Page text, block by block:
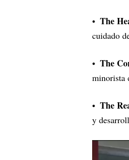
The
cuidado
The
minorista
The
y